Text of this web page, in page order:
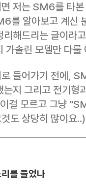
저는 SM6를 타
를 알아보고 계신
해드리는 글이라
가솔린 모델만 다룰
들어가기 전에,
는지 그리고 전기
걸 모르고 그냥
도 상당히 많이요..)
를 들었나